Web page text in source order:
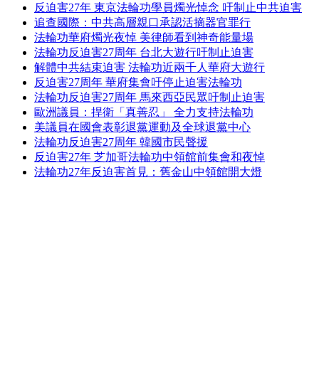
反迫害27年 東京法輪功學員燭光悼念 吁制止中共迫害
追查國際：中共高層親口承認活摘器官罪行
法輪功華府燭光夜悼 美律師看到神奇能量場
法輪功反迫害27周年 台北大遊行吁制止迫害
解體中共結束迫害 法輪功近兩千人華府大遊行
反迫害27周年 華府集會吁停止迫害法輪功
法輪功反迫害27周年 馬來西亞民眾吁制止迫害
歐洲議員：捍衛「真善忍」 全力支持法輪功
美議員在國會表彰退黨運動及全球退黨中心
法輪功反迫害27周年 韓國市民聲援
反迫害27年 芝加哥法輪功中領館前集會和夜悼
法輪功27年反迫害首見：舊金山中領館開大燈